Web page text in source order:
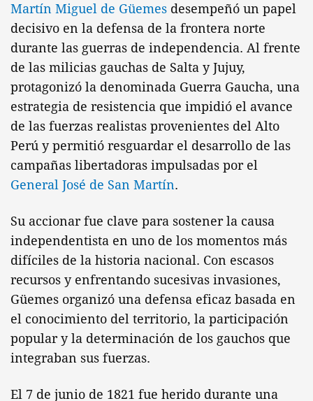
Martín Miguel de Güemes desempeñó un papel
decisivo en la defensa de la frontera norte
durante las guerras de independencia. Al frente
de las milicias gauchas de Salta y Jujuy,
protagonizó la denominada Guerra Gaucha, una
estrategia de resistencia que impidió el avance
de las fuerzas realistas provenientes del Alto
Perú y permitió resguardar el desarrollo de las
campañas libertadoras impulsadas por el
General José de San Martín.
Su accionar fue clave para sostener la causa
independentista en uno de los momentos más
difíciles de la historia nacional. Con escasos
recursos y enfrentando sucesivas invasiones,
Güemes organizó una defensa eficaz basada en
el conocimiento del territorio, la participación
popular y la determinación de los gauchos que
integraban sus fuerzas.
El 7 de junio de 1821 fue herido durante una